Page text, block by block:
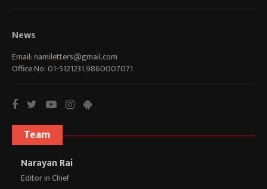
News
Email:namiletters@gmail.com
Office No: 01-5121231,9860007071
Team
Narayan Rai
Editor in Chief